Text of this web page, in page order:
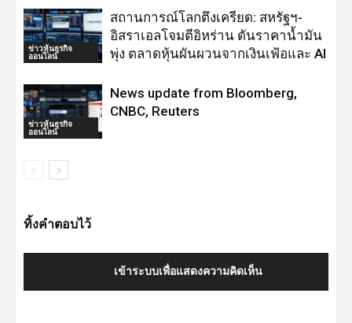
ข่าวหุ้นธุรกิจ
ออนไลน์
สถานการณ์โลกตึงเครียด: สหรัฐฯ-
อิสราเอลโจมตีอิหร่าน ดันราคาน้ำมัน
พุ่ง ตลาดหุ้นผันผวนจากเงินเฟ้อและ AI
ข่าวหุ้นธุรกิจ
ออนไลน์
News update from Bloomberg,
CNBC, Reuters
ทิ้งคำตอบไว้
เข้าระบบเพื่อแสดงความคิดเห็น